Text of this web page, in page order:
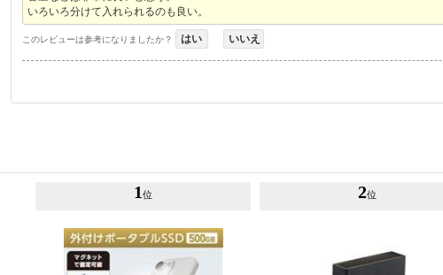
いろいろ分けて入れられるのも良い。
このレビューは参考になりましたか？ はい いいえ
1 位 2位